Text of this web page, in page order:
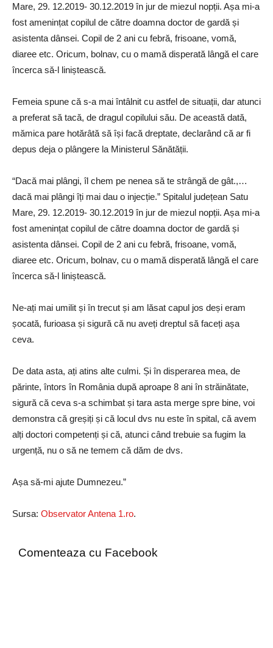
Mare, 29. 12.2019- 30.12.2019 în jur de miezul nopții. Așa mi-a
fost amenințat copilul de către doamna doctor de gardă și
asistenta dânsei. Copil de 2 ani cu febră, frisoane, vomă,
diaree etc. Oricum, bolnav, cu o mamă disperată lângă el care
încerca să-l liniștească.
Femeia spune că s-a mai întâlnit cu astfel de situații, dar atunci
a preferat să tacă, de dragul copilului său. De această dată,
mămica pare hotărâtă să își facă dreptate, declarând că ar fi
depus deja o plângere la Ministerul Sănătății.
“Dacă mai plângi, îl chem pe nenea să te strângă de gât.,…
dacă mai plângi îți mai dau o injecție.” Spitalul județean Satu
Mare, 29. 12.2019- 30.12.2019 în jur de miezul nopții. Așa mi-a
fost amenințat copilul de către doamna doctor de gardă și
asistenta dânsei. Copil de 2 ani cu febră, frisoane, vomă,
diaree etc. Oricum, bolnav, cu o mamă disperată lângă el care
încerca să-l liniștească.
Ne-ați mai umilit și în trecut și am lăsat capul jos deși eram
șocată, furioasa și sigură că nu aveți dreptul să faceți așa
ceva.
De data asta, ați atins alte culmi. Și în disperarea mea, de
părinte, întors în România după aproape 8 ani în străinătate,
sigură că ceva s-a schimbat și tara asta merge spre bine, voi
demonstra că greșiți și că locul dvs nu este în spital, că avem
alți doctori competenți și că, atunci când trebuie sa fugim la
urgență, nu o să ne temem că dăm de dvs.
Așa să-mi ajute Dumnezeu.”
Sursa: Observator Antena 1.ro.
Comenteaza cu Facebook